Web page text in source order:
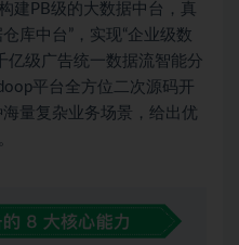
建PB级的大数据中台，真
库中台”，实现“企业级数
亿级广告统一数据流智能分
平台全方位二次源码开
量复杂业务场景，给出优